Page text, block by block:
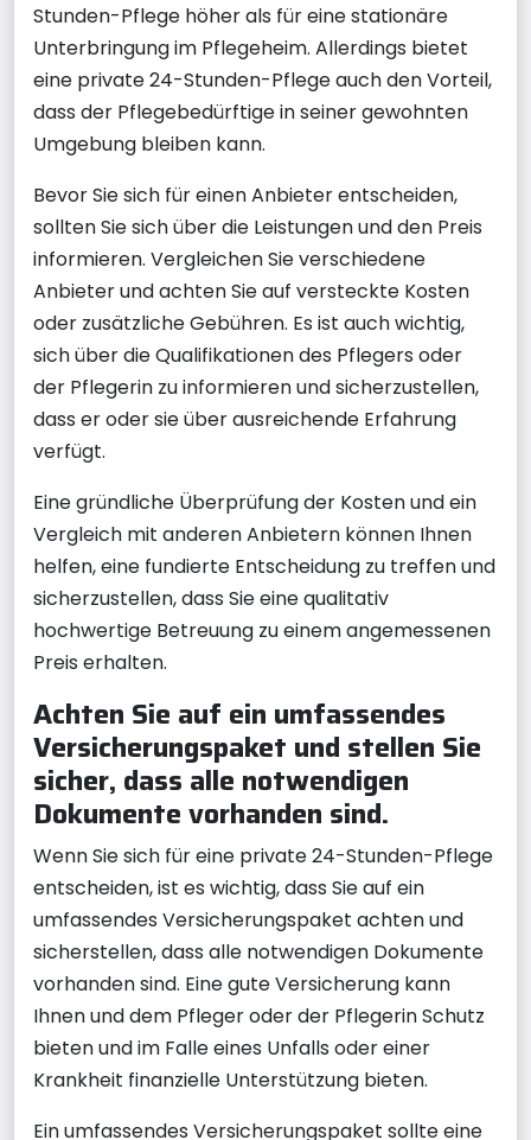
Stunden-Pflege höher als für eine stationäre
Unterbringung im Pflegeheim. Allerdings bietet
eine private 24-Stunden-Pflege auch den Vorteil,
dass der Pflegebedürftige in seiner gewohnten
Umgebung bleiben kann.
Bevor Sie sich für einen Anbieter entscheiden,
sollten Sie sich über die Leistungen und den Preis
informieren. Vergleichen Sie verschiedene
Anbieter und achten Sie auf versteckte Kosten
oder zusätzliche Gebühren. Es ist auch wichtig,
sich über die Qualifikationen des Pflegers oder
der Pflegerin zu informieren und sicherzustellen,
dass er oder sie über ausreichende Erfahrung
verfügt.
Eine gründliche Überprüfung der Kosten und ein
Vergleich mit anderen Anbietern können Ihnen
helfen, eine fundierte Entscheidung zu treffen und
sicherzustellen, dass Sie eine qualitativ
hochwertige Betreuung zu einem angemessenen
Preis erhalten.
Achten Sie auf ein umfassendes
Versicherungspaket und stellen Sie
sicher, dass alle notwendigen
Dokumente vorhanden sind.
Wenn Sie sich für eine private 24-Stunden-Pflege
entscheiden, ist es wichtig, dass Sie auf ein
umfassendes Versicherungspaket achten und
sicherstellen, dass alle notwendigen Dokumente
vorhanden sind. Eine gute Versicherung kann
Ihnen und dem Pfleger oder der Pflegerin Schutz
bieten und im Falle eines Unfalls oder einer
Krankheit finanzielle Unterstützung bieten.
Ein umfassendes Versicherungspaket sollte eine